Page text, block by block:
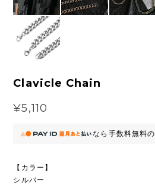
Clavicle Chain
¥5,110
なら 手数料無料の
【カラー】
シルバー